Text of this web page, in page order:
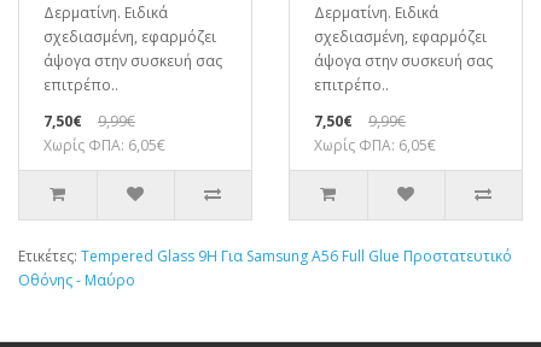
Δερματίνη. Ειδικά
σχεδιασμένη, εφαρμόζει
άψογα στην συσκευή σας
επιτρέπο..
7,50€
9,99€
Χωρίς ΦΠΑ: 6,05€
Δερματίνη. Ειδικά
σχεδιασμένη, εφαρμόζει
άψογα στην συσκευή σας
επιτρέπο..
7,50€
9,99€
Χωρίς ΦΠΑ: 6,05€
Ετικέτες: Tempered Glass 9H Για Samsung A56 Full Glue Προστατευτικό
Οθόνης - Μαύρο